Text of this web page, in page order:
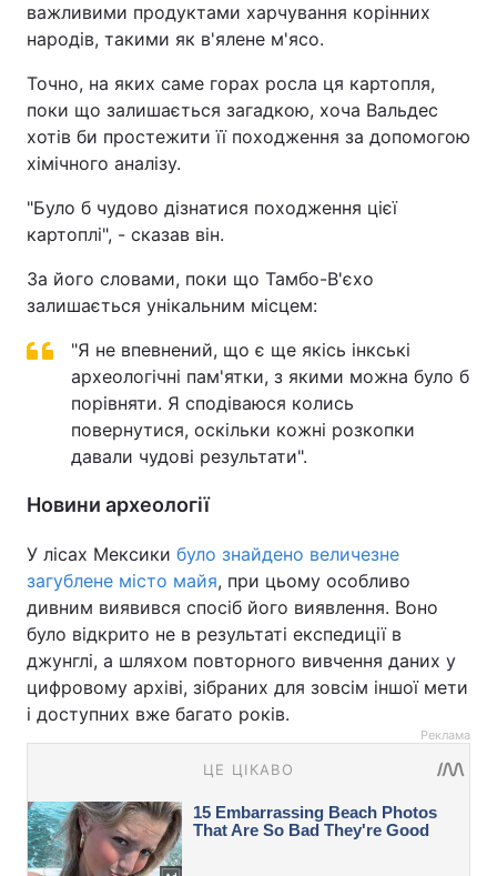
важливими продуктами харчування корінних
народів, такими як в'ялене м'ясо.
Точно, на яких саме горах росла ця картопля,
поки що залишається загадкою, хоча Вальдес
хотів би простежити її походження за допомогою
хімічного аналізу.
"Було б чудово дізнатися походження цієї
картоплі", - сказав він.
За його словами, поки що Тамбо-В'єхо
залишається унікальним місцем:
"Я не впевнений, що є ще якісь інкські
археологічні пам'ятки, з якими можна було б
порівняти. Я сподіваюся колись
повернутися, оскільки кожні розкопки
давали чудові результати".
Новини археології
У лісах Мексики було знайдено величезне
загублене місто майя, при цьому особливо
дивним виявився спосіб його виявлення. Воно
було відкрито не в результаті експедиції в
джунглі, а шляхом повторного вивчення даних у
цифровому архіві, зібраних для зовсім іншої мети
і доступних вже багато років.
Реклама